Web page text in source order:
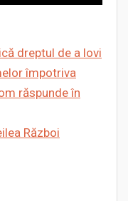
dreptul de a lovi
împotriva
răspunde în
Război